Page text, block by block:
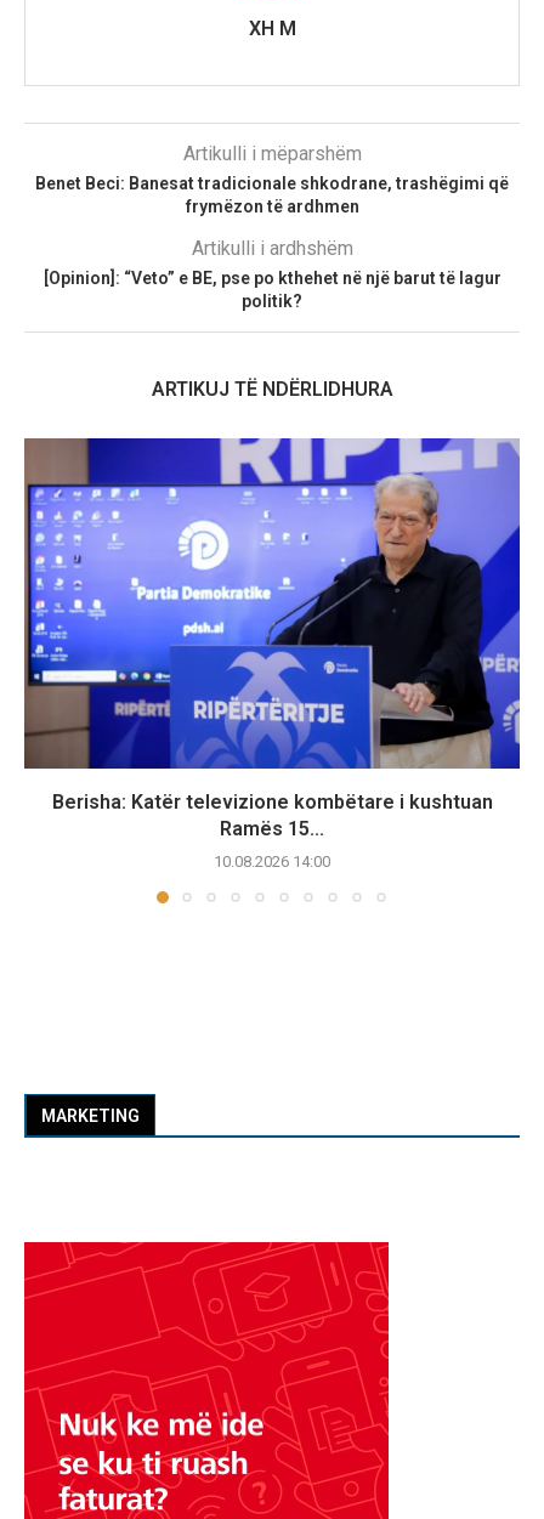
XH M
Artikulli i mëparshëm
Benet Beci: Banesat tradicionale shkodrane, trashëgimi që
frymëzon të ardhmen
Artikulli i ardhshëm
[Opinion]: “Veto” e BE, pse po kthehet në një barut të lagur
politik?
ARTIKUJ TË NDËRLIDHURA
Berisha: Katër televizione kombëtare i kushtuan
Ramës 15...
10.08.2026 14:00
MARKETING